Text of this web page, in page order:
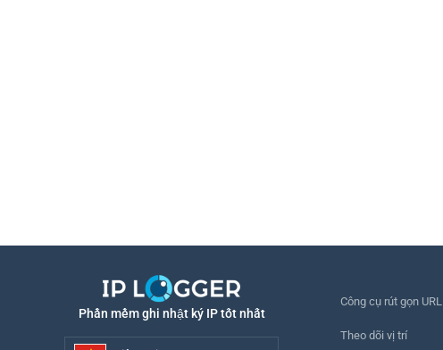
Phần mềm ghi nhật ký IP tốt nhất
Công cụ rút gọn URL
Theo dõi vị trí